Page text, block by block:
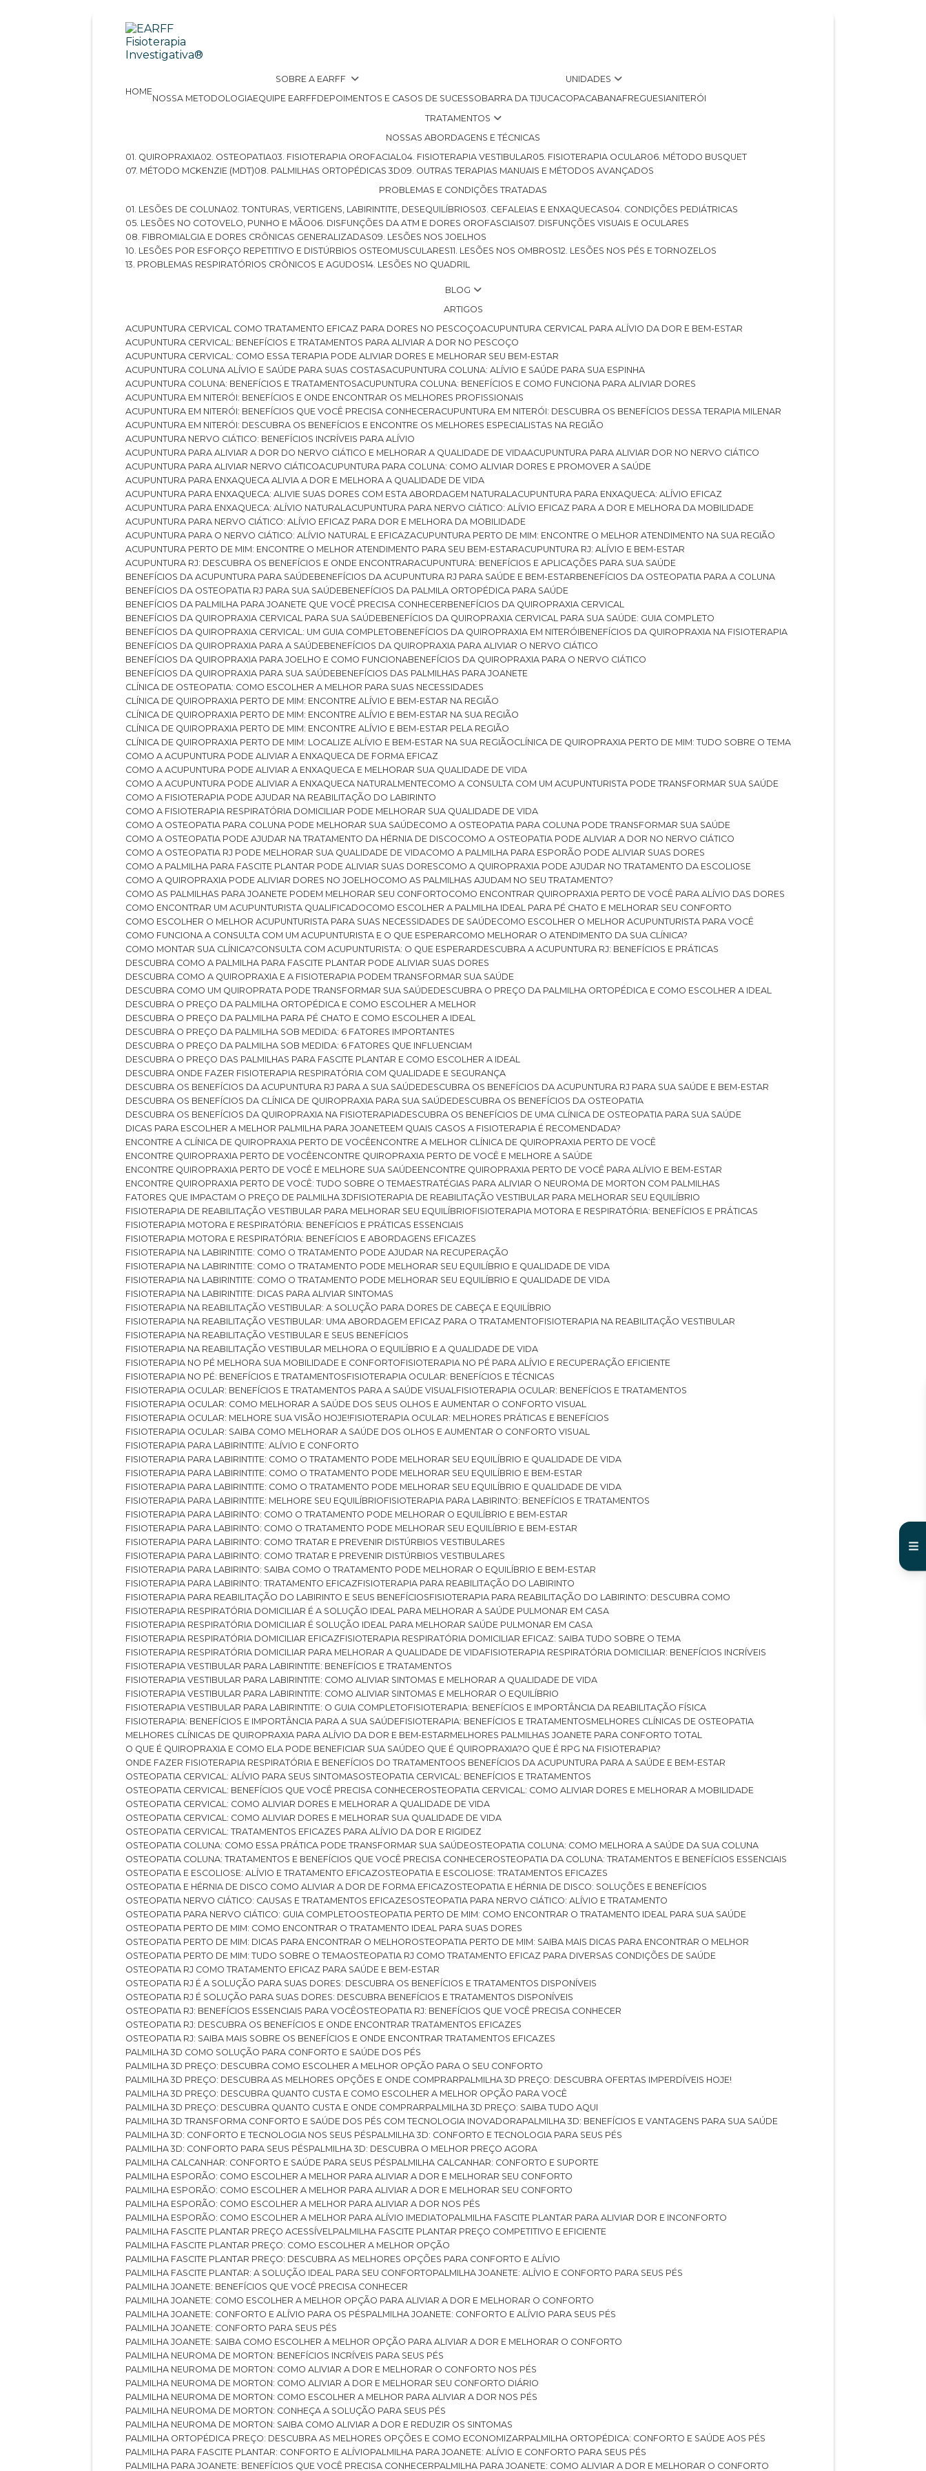
HOME
SOBRE A EARFF
NOSSA METODOLOGIA EQUIPE EARFF DEPOIMENTOS E CASOS DE SUCESSO
UNIDADES
BARRA DA TIJUCA
COPACABANA FREGUESIA
NITERÓI
TRATAMENTOS
NOSSAS ABORDAGENS E TÉCNICAS
01. QUIROPRAXIA
02. OSTEOPATIA 03. FISIOTERAPIA OROFACIAL 04. FISIOTERAPIA VESTIBULAR 05. FISIOTERAPIA OCULAR
06. MÉTODO BUSQUET
07. MÉTODO MCKENZIE (MDT)
08. PALMILHAS ORTOPÉDICAS 3D
09. OUTRAS TERAPIAS MANUAIS E MÉTODOS AVANÇADOS
PROBLEMAS E CONDIÇÕES TRATADAS
01. LESÕES DE COLUNA
02. TONTURAS, VERTIGENS, LABIRINTITE, DESEQUILÍBRIOS 03. CEFALEIAS E ENXAQUECAS
04. CONDIÇÕES PEDIÁTRICAS
05. LESÕES NO COTOVELO, PUNHO E MÃO
06. DISFUNÇÕES DA ATM E DORES OROFASCIAIS
07. DISFUNÇÕES VISUAIS E OCULARES
08. FIBROMIALGIA E DORES CRÔNICAS GENERALIZADAS
09. LESÕES NOS JOELHOS
10. LESÕES POR ESFORÇO REPETITIVO E DISTÚRBIOS OSTEOMUSCULARES 11. LESÕES NOS OMBROS 12. LESÕES NOS PÉS E TORNOZELOS
13. PROBLEMAS RESPIRATÓRIOS CRÔNICOS E AGUDOS 14. LESÕES NO QUADRIL
BLOG
ARTIGOS
ACUPUNTURA CERVICAL COMO TRATAMENTO EFICAZ PARA DORES NO PESCOÇO
ACUPUNTURA CERVICAL PARA ALÍVIO DA DOR E BEM-ESTAR
ACUPUNTURA CERVICAL: BENEFÍCIOS E TRATAMENTOS PARA ALIVIAR A DOR NO PESCOÇO
ACUPUNTURA CERVICAL: COMO ESSA TERAPIA PODE ALIVIAR DORES E MELHORAR SEU BEM-ESTAR
ACUPUNTURA COLUNA ALÍVIO E SAÚDE PARA SUAS COSTAS
ACUPUNTURA COLUNA: ALÍVIO E SAÚDE PARA SUA ESPINHA
ACUPUNTURA COLUNA: BENEFÍCIOS E TRATAMENTOS
ACUPUNTURA COLUNA: BENEFÍCIOS E COMO FUNCIONA PARA ALIVIAR DORES
ACUPUNTURA EM NITERÓI: BENEFÍCIOS E ONDE ENCONTRAR OS MELHORES PROFISSIONAIS
ACUPUNTURA EM NITERÓI: BENEFÍCIOS QUE VOCÊ PRECISA CONHECER
ACUPUNTURA EM NITERÓI: DESCUBRA OS BENEFÍCIOS DESSA TERAPIA MILENAR
ACUPUNTURA EM NITERÓI: DESCUBRA OS BENEFÍCIOS E ENCONTRE OS MELHORES ESPECIALISTAS NA REGIÃO
ACUPUNTURA NERVO CIÁTICO: BENEFÍCIOS INCRÍVEIS PARA ALÍVIO
ACUPUNTURA PARA ALIVIAR A DOR DO NERVO CIÁTICO E MELHORAR A QUALIDADE DE VIDA
ACUPUNTURA PARA ALIVIAR DOR NO NERVO CIÁTICO
ACUPUNTURA PARA ALIVIAR NERVO CIÁTICO
ACUPUNTURA PARA COLUNA: COMO ALIVIAR DORES E PROMOVER A SAÚDE
ACUPUNTURA PARA ENXAQUECA ALIVIA A DOR E MELHORA A QUALIDADE DE VIDA
ACUPUNTURA PARA ENXAQUECA: ALIVIE SUAS DORES COM ESTA ABORDAGEM NATURAL
ACUPUNTURA PARA ENXAQUECA: ALÍVIO EFICAZ
ACUPUNTURA PARA ENXAQUECA: ALÍVIO NATURAL
ACUPUNTURA PARA NERVO CIÁTICO: ALÍVIO EFICAZ PARA A DOR E MELHORA DA MOBILIDADE
ACUPUNTURA PARA NERVO CIÁTICO: ALÍVIO EFICAZ PARA DOR E MELHORA DA MOBILIDADE
ACUPUNTURA PARA O NERVO CIÁTICO: ALÍVIO NATURAL E EFICAZ
ACUPUNTURA PERTO DE MIM: ENCONTRE O MELHOR ATENDIMENTO NA SUA REGIÃO
ACUPUNTURA PERTO DE MIM: ENCONTRE O MELHOR ATENDIMENTO PARA SEU BEM-ESTAR
ACUPUNTURA RJ: ALÍVIO E BEM-ESTAR
ACUPUNTURA RJ: DESCUBRA OS BENEFÍCIOS E ONDE ENCONTRAR
ACUPUNTURA: BENEFÍCIOS E APLICAÇÕES PARA SUA SAÚDE
BENEFÍCIOS DA ACUPUNTURA PARA SAÚDE
BENEFÍCIOS DA ACUPUNTURA RJ PARA SAÚDE E BEM-ESTAR
BENEFÍCIOS DA OSTEOPATIA PARA A COLUNA
BENEFÍCIOS DA OSTEOPATIA RJ PARA SUA SAÚDE
BENEFÍCIOS DA PALMILA ORTOPÉDICA PARA SAÚDE
BENEFÍCIOS DA PALMILHA PARA JOANETE QUE VOCÊ PRECISA CONHECER
BENEFÍCIOS DA QUIROPRAXIA CERVICAL
BENEFÍCIOS DA QUIROPRAXIA CERVICAL PARA SUA SAÚDE
BENEFÍCIOS DA QUIROPRAXIA CERVICAL PARA SUA SAÚDE: GUIA COMPLETO
BENEFÍCIOS DA QUIROPRAXIA CERVICAL: UM GUIA COMPLETO
BENEFÍCIOS DA QUIROPRAXIA EM NITERÓI
BENEFÍCIOS DA QUIROPRAXIA NA FISIOTERAPIA
BENEFÍCIOS DA QUIROPRAXIA PARA A SAÚDE
BENEFÍCIOS DA QUIROPRAXIA PARA ALIVIAR O NERVO CIÁTICO
BENEFÍCIOS DA QUIROPRAXIA PARA JOELHO E COMO FUNCIONA
BENEFÍCIOS DA QUIROPRAXIA PARA O NERVO CIÁTICO
BENEFÍCIOS DA QUIROPRAXIA PARA SUA SAÚDE
BENEFÍCIOS DAS PALMILHAS PARA JOANETE
CLÍNICA DE OSTEOPATIA: COMO ESCOLHER A MELHOR PARA SUAS NECESSIDADES
CLÍNICA DE QUIROPRAXIA PERTO DE MIM: ENCONTRE ALÍVIO E BEM-ESTAR NA REGIÃO
CLÍNICA DE QUIROPRAXIA PERTO DE MIM: ENCONTRE ALÍVIO E BEM-ESTAR NA SUA REGIÃO
CLÍNICA DE QUIROPRAXIA PERTO DE MIM: ENCONTRE ALÍVIO E BEM-ESTAR PELA REGIÃO
CLÍNICA DE QUIROPRAXIA PERTO DE MIM: LOCALIZE ALÍVIO E BEM-ESTAR NA SUA REGIÃO
CLÍNICA DE QUIROPRAXIA PERTO DE MIM: TUDO SOBRE O TEMA
COMO A ACUPUNTURA PODE ALIVIAR A ENXAQUECA DE FORMA EFICAZ
COMO A ACUPUNTURA PODE ALIVIAR A ENXAQUECA E MELHORAR SUA QUALIDADE DE VIDA
COMO A ACUPUNTURA PODE ALIVIAR A ENXAQUECA NATURALMENTE
COMO A CONSULTA COM UM ACUPUNTURISTA PODE TRANSFORMAR SUA SAÚDE
COMO A FISIOTERAPIA PODE AJUDAR NA REABILITAÇÃO DO LABIRINTO
COMO A FISIOTERAPIA RESPIRATÓRIA DOMICILIAR PODE MELHORAR SUA QUALIDADE DE VIDA
COMO A OSTEOPATIA PARA COLUNA PODE MELHORAR SUA SAÚDE
COMO A OSTEOPATIA PARA COLUNA PODE TRANSFORMAR SUA SAÚDE
COMO A OSTEOPATIA PODE AJUDAR NA TRATAMENTO DA HÉRNIA DE DISCO
COMO A OSTEOPATIA PODE ALIVIAR A DOR NO NERVO CIÁTICO
COMO A OSTEOPATIA RJ PODE MELHORAR SUA QUALIDADE DE VIDA
COMO A PALMILHA PARA ESPORÃO PODE ALIVIAR SUAS DORES
COMO A PALMILHA PARA FASCITE PLANTAR PODE ALIVIAR SUAS DORES
COMO A QUIROPRAXIA PODE AJUDAR NO TRATAMENTO DA ESCOLIOSE
COMO A QUIROPRAXIA PODE ALIVIAR DORES NO JOELHO
COMO AS PALMILHAS AJUDAM NO SEU TRATAMENTO?
COMO AS PALMILHAS PARA JOANETE PODEM MELHORAR SEU CONFORTO
COMO ENCONTRAR QUIROPRAXIA PERTO DE VOCÊ PARA ALÍVIO DAS DORES
COMO ENCONTRAR UM ACUPUNTURISTA QUALIFICADO
COMO ESCOLHER A PALMILHA IDEAL PARA PÉ CHATO E MELHORAR SEU CONFORTO
COMO ESCOLHER O MELHOR ACUPUNTURISTA PARA SUAS NECESSIDADES DE SAÚDE
COMO ESCOLHER O MELHOR ACUPUNTURISTA PARA VOCÊ
COMO FUNCIONA A CONSULTA COM UM ACUPUNTURISTA E O QUE ESPERAR
COMO MELHORAR O ATENDIMENTO DA SUA CLÍNICA?
COMO MONTAR SUA CLÍNICA?
CONSULTA COM ACUPUNTURISTA: O QUE ESPERAR
DESCUBRA A ACUPUNTURA RJ: BENEFÍCIOS E PRÁTICAS
DESCUBRA COMO A PALMILHA PARA FASCITE PLANTAR PODE ALIVIAR SUAS DORES
DESCUBRA COMO A QUIROPRAXIA E A FISIOTERAPIA PODEM TRANSFORMAR SUA SAÚDE
DESCUBRA COMO UM QUIROPRATA PODE TRANSFORMAR SUA SAÚDE
DESCUBRA O PREÇO DA PALMILHA ORTOPÉDICA E COMO ESCOLHER A IDEAL
DESCUBRA O PREÇO DA PALMILHA ORTOPÉDICA E COMO ESCOLHER A MELHOR
DESCUBRA O PREÇO DA PALMILHA PARA PÉ CHATO E COMO ESCOLHER A IDEAL
DESCUBRA O PREÇO DA PALMILHA SOB MEDIDA: 6 FATORES IMPORTANTES
DESCUBRA O PREÇO DA PALMILHA SOB MEDIDA: 6 FATORES QUE INFLUENCIAM
DESCUBRA O PREÇO DAS PALMILHAS PARA FASCITE PLANTAR E COMO ESCOLHER A IDEAL
DESCUBRA ONDE FAZER FISIOTERAPIA RESPIRATÓRIA COM QUALIDADE E SEGURANÇA
DESCUBRA OS BENEFÍCIOS DA ACUPUNTURA RJ PARA A SUA SAÚDE
DESCUBRA OS BENEFÍCIOS DA ACUPUNTURA RJ PARA SUA SAÚDE E BEM-ESTAR
DESCUBRA OS BENEFÍCIOS DA CLÍNICA DE QUIROPRAXIA PARA SUA SAÚDE
DESCUBRA OS BENEFÍCIOS DA OSTEOPATIA
DESCUBRA OS BENEFÍCIOS DA QUIROPRAXIA NA FISIOTERAPIA
DESCUBRA OS BENEFÍCIOS DE UMA CLÍNICA DE OSTEOPATIA PARA SUA SAÚDE
DICAS PARA ESCOLHER A MELHOR PALMILHA PARA JOANETE EM QUAIS CASOS A FISIOTERAPIA É RECOMENDADA?
ENCONTRE A CLÍNICA DE QUIROPRAXIA PERTO DE VOCÊ ENCONTRE A MELHOR CLÍNICA DE QUIROPRAXIA PERTO DE VOCÊ
ENCONTRE QUIROPRAXIA PERTO DE VOCÊ ENCONTRE QUIROPRAXIA PERTO DE VOCÊ E MELHORE A SAÚDE
ENCONTRE QUIROPRAXIA PERTO DE VOCÊ E MELHORE SUA SAÚDE ENCONTRE QUIROPRAXIA PERTO DE VOCÊ PARA ALÍVIO E BEM-ESTAR
ENCONTRE QUIROPRAXIA PERTO DE VOCÊ: TUDO SOBRE O TEMA ESTRATÉGIAS PARA ALIVIAR O NEUROMA DE MORTON COM PALMILHAS
FATORES QUE IMPACTAM O PREÇO DE PALMILHA 3D
FISIOTERAPIA DE REABILITAÇÃO VESTIBULAR PARA MELHORAR SEU EQUILÍBRIO
FISIOTERAPIA DE REABILITAÇÃO VESTIBULAR PARA MELHORAR SEU EQUILÍBRIO
FISIOTERAPIA MOTORA E RESPIRATÓRIA: BENEFÍCIOS E PRÁTICAS
FISIOTERAPIA MOTORA E RESPIRATÓRIA: BENEFÍCIOS E PRÁTICAS ESSENCIAIS
FISIOTERAPIA MOTORA E RESPIRATÓRIA: BENEFÍCIOS E ABORDAGENS EFICAZES
FISIOTERAPIA NA LABIRINTITE: COMO O TRATAMENTO PODE AJUDAR NA RECUPERAÇÃO
FISIOTERAPIA NA LABIRINTITE: COMO O TRATAMENTO PODE MELHORAR SEU EQUILÍBRIO E QUALIDADE DE VIDA
FISIOTERAPIA NA LABIRINTITE: COMO O TRATAMENTO PODE MELHORAR SEU EQUILÍBRIO E QUALIDADE DE VIDA
FISIOTERAPIA NA LABIRINTITE: DICAS PARA ALIVIAR SINTOMAS
FISIOTERAPIA NA REABILITAÇÃO VESTIBULAR: A SOLUÇÃO PARA DORES DE CABEÇA E EQUILÍBRIO
FISIOTERAPIA NA REABILITAÇÃO VESTIBULAR: UMA ABORDAGEM EFICAZ PARA O TRATAMENTO
FISIOTERAPIA NA REABILITAÇÃO VESTIBULAR
FISIOTERAPIA NA REABILITAÇÃO VESTIBULAR E SEUS BENEFÍCIOS
FISIOTERAPIA NA REABILITAÇÃO VESTIBULAR MELHORA O EQUILÍBRIO E A QUALIDADE DE VIDA
FISIOTERAPIA NO PÉ MELHORA SUA MOBILIDADE E CONFORTO
FISIOTERAPIA NO PÉ PARA ALÍVIO E RECUPERAÇÃO EFICIENTE
FISIOTERAPIA NO PÉ: BENEFÍCIOS E TRATAMENTOS
FISIOTERAPIA OCULAR: BENEFÍCIOS E TÉCNICAS
FISIOTERAPIA OCULAR: BENEFÍCIOS E TRATAMENTOS PARA A SAÚDE VISUAL FISIOTERAPIA OCULAR: BENEFÍCIOS E TRATAMENTOS
FISIOTERAPIA OCULAR: COMO MELHORAR A SAÚDE DOS SEUS OLHOS E AUMENTAR O CONFORTO VISUAL
FISIOTERAPIA OCULAR: MELHORE SUA VISÃO HOJE! FISIOTERAPIA OCULAR: MELHORES PRÁTICAS E BENEFÍCIOS
FISIOTERAPIA OCULAR: SAIBA COMO MELHORAR A SAÚDE DOS OLHOS E AUMENTAR O CONFORTO VISUAL
FISIOTERAPIA PARA LABIRINTITE: ALÍVIO E CONFORTO
FISIOTERAPIA PARA LABIRINTITE: COMO O TRATAMENTO PODE MELHORAR SEU EQUILÍBRIO E QUALIDADE DE VIDA
FISIOTERAPIA PARA LABIRINTITE: COMO O TRATAMENTO PODE MELHORAR SEU EQUILÍBRIO E BEM-ESTAR
FISIOTERAPIA PARA LABIRINTITE: COMO O TRATAMENTO PODE MELHORAR SEU EQUILÍBRIO E QUALIDADE DE VIDA
FISIOTERAPIA PARA LABIRINTITE: MELHORE SEU EQUILÍBRIO
FISIOTERAPIA PARA LABIRINTO: BENEFÍCIOS E TRATAMENTOS
FISIOTERAPIA PARA LABIRINTO: COMO O TRATAMENTO PODE MELHORAR O EQUILÍBRIO E BEM-ESTAR
FISIOTERAPIA PARA LABIRINTO: COMO O TRATAMENTO PODE MELHORAR SEU EQUILÍBRIO E BEM-ESTAR
FISIOTERAPIA PARA LABIRINTO: COMO TRATAR E PREVENIR DISTÚRBIOS VESTIBULARES
FISIOTERAPIA PARA LABIRINTO: COMO TRATAR E PREVENIR DISTÚRBIOS VESTIBULARES
FISIOTERAPIA PARA LABIRINTO: SAIBA COMO O TRATAMENTO PODE MELHORAR O EQUILÍBRIO E BEM-ESTAR
FISIOTERAPIA PARA LABIRINTO: TRATAMENTO EFICAZ FISIOTERAPIA PARA REABILITAÇÃO DO LABIRINTO
FISIOTERAPIA PARA REABILITAÇÃO DO LABIRINTO E SEUS BENEFÍCIOS
FISIOTERAPIA PARA REABILITAÇÃO DO LABIRINTO: DESCUBRA COMO
FISIOTERAPIA RESPIRATÓRIA DOMICILIAR É A SOLUÇÃO IDEAL PARA MELHORAR A SAÚDE PULMONAR EM CASA
FISIOTERAPIA RESPIRATÓRIA DOMICILIAR É SOLUÇÃO IDEAL PARA MELHORAR SAÚDE PULMONAR EM CASA
FISIOTERAPIA RESPIRATÓRIA DOMICILIAR EFICAZ FISIOTERAPIA RESPIRATÓRIA DOMICILIAR EFICAZ: SAIBA TUDO SOBRE O TEMA
FISIOTERAPIA RESPIRATÓRIA DOMICILIAR PARA MELHORAR A QUALIDADE DE VIDA FISIOTERAPIA RESPIRATÓRIA DOMICILIAR: BENEFÍCIOS INCRÍVEIS
FISIOTERAPIA VESTIBULAR PARA LABIRINTITE: BENEFÍCIOS E TRATAMENTOS
FISIOTERAPIA VESTIBULAR PARA LABIRINTITE: COMO ALIVIAR SINTOMAS E MELHORAR A QUALIDADE DE VIDA
FISIOTERAPIA VESTIBULAR PARA LABIRINTITE: COMO ALIVIAR SINTOMAS E MELHORAR O EQUILÍBRIO
FISIOTERAPIA VESTIBULAR PARA LABIRINTITE: O GUIA COMPLETO
FISIOTERAPIA: BENEFÍCIOS E IMPORTÂNCIA DA REABILITAÇÃO FÍSICA
FISIOTERAPIA: BENEFÍCIOS E IMPORTÂNCIA PARA A SUA SAÚDE FISIOTERAPIA: BENEFÍCIOS E TRATAMENTOS
MELHORES CLÍNICAS DE OSTEOPATIA
MELHORES CLÍNICAS DE QUIROPRAXIA PARA ALÍVIO DA DOR E BEM-ESTAR
MELHORES PALMILHAS JOANETE PARA CONFORTO TOTAL
O QUE É QUIROPRAXIA E COMO ELA PODE BENEFICIAR SUA SAÚDE
O QUE É QUIROPRAXIA?
O QUE É RPG NA FISIOTERAPIA?
ONDE FAZER FISIOTERAPIA RESPIRATÓRIA E BENEFÍCIOS DO TRATAMENTO
OS BENEFÍCIOS DA ACUPUNTURA PARA A SAÚDE E BEM-ESTAR
OSTEOPATIA CERVICAL: ALÍVIO PARA SEUS SINTOMAS
OSTEOPATIA CERVICAL: BENEFÍCIOS E TRATAMENTOS
OSTEOPATIA CERVICAL: BENEFÍCIOS QUE VOCÊ PRECISA CONHECER
OSTEOPATIA CERVICAL: COMO ALIVIAR DORES E MELHORAR A MOBILIDADE
OSTEOPATIA CERVICAL: COMO ALIVIAR DORES E MELHORAR A QUALIDADE DE VIDA
OSTEOPATIA CERVICAL: COMO ALIVIAR DORES E MELHORAR SUA QUALIDADE DE VIDA
OSTEOPATIA CERVICAL: TRATAMENTOS EFICAZES PARA ALÍVIO DA DOR E RIGIDEZ
OSTEOPATIA COLUNA: COMO ESSA PRÁTICA PODE TRANSFORMAR SUA SAÚDE
OSTEOPATIA COLUNA: COMO MELHORA A SAÚDE DA SUA COLUNA
OSTEOPATIA COLUNA: TRATAMENTOS E BENEFÍCIOS QUE VOCÊ PRECISA CONHECER
OSTEOPATIA DA COLUNA: TRATAMENTOS E BENEFÍCIOS ESSENCIAIS
OSTEOPATIA E ESCOLIOSE: ALÍVIO E TRATAMENTO EFICAZ
OSTEOPATIA E ESCOLIOSE: TRATAMENTOS EFICAZES
OSTEOPATIA E HÉRNIA DE DISCO COMO ALIVIAR A DOR DE FORMA EFICAZ
OSTEOPATIA E HÉRNIA DE DISCO: SOLUÇÕES E BENEFÍCIOS
OSTEOPATIA NERVO CIÁTICO: CAUSAS E TRATAMENTOS EFICAZES
OSTEOPATIA PARA NERVO CIÁTICO: ALÍVIO E TRATAMENTO
OSTEOPATIA PARA NERVO CIÁTICO: GUIA COMPLETO
OSTEOPATIA PERTO DE MIM: COMO ENCONTRAR O TRATAMENTO IDEAL PARA SUA SAÚDE
OSTEOPATIA PERTO DE MIM: COMO ENCONTRAR O TRATAMENTO IDEAL PARA SUAS DORES
OSTEOPATIA PERTO DE MIM: DICAS PARA ENCONTRAR O MELHOR
OSTEOPATIA PERTO DE MIM: SAIBA MAIS DICAS PARA ENCONTRAR O MELHOR
OSTEOPATIA PERTO DE MIM: TUDO SOBRE O TEMA
OSTEOPATIA RJ COMO TRATAMENTO EFICAZ PARA DIVERSAS CONDIÇÕES DE SAÚDE
OSTEOPATIA RJ COMO TRATAMENTO EFICAZ PARA SAÚDE E BEM-ESTAR
OSTEOPATIA RJ É A SOLUÇÃO PARA SUAS DORES: DESCUBRA OS BENEFÍCIOS E TRATAMENTOS DISPONÍVEIS
OSTEOPATIA RJ É SOLUÇÃO PARA SUAS DORES: DESCUBRA BENEFÍCIOS E TRATAMENTOS DISPONÍVEIS
OSTEOPATIA RJ: BENEFÍCIOS ESSENCIAIS PARA VOCÊ
OSTEOPATIA RJ: BENEFÍCIOS QUE VOCÊ PRECISA CONHECER
OSTEOPATIA RJ: DESCUBRA OS BENEFÍCIOS E ONDE ENCONTRAR TRATAMENTOS EFICAZES
OSTEOPATIA RJ: SAIBA MAIS SOBRE OS BENEFÍCIOS E ONDE ENCONTRAR TRATAMENTOS EFICAZES
PALMILHA 3D COMO SOLUÇÃO PARA CONFORTO E SAÚDE DOS PÉS
PALMILHA 3D PREÇO: DESCUBRA COMO ESCOLHER A MELHOR OPÇÃO PARA O SEU CONFORTO
PALMILHA 3D PREÇO: DESCUBRA AS MELHORES OPÇÕES E ONDE COMPRAR
PALMILHA 3D PREÇO: DESCUBRA OFERTAS IMPERDÍVEIS HOJE!
PALMILHA 3D PREÇO: DESCUBRA QUANTO CUSTA E COMO ESCOLHER A MELHOR OPÇÃO PARA VOCÊ
PALMILHA 3D PREÇO: DESCUBRA QUANTO CUSTA E ONDE COMPRAR
PALMILHA 3D PREÇO: SAIBA TUDO AQUI
PALMILHA 3D TRANSFORMA CONFORTO E SAÚDE DOS PÉS COM TECNOLOGIA INOVADORA PALMILHA 3D: BENEFÍCIOS E VANTAGENS PARA SUA SAÚDE
PALMILHA 3D: CONFORTO E TECNOLOGIA NOS SEUS PÉS
PALMILHA 3D: CONFORTO E TECNOLOGIA PARA SEUS PÉS
PALMILHA 3D: CONFORTO PARA SEUS PÉS
PALMILHA 3D: DESCUBRA O MELHOR PREÇO AGORA
PALMILHA CALCANHAR: CONFORTO E SAÚDE PARA SEUS PÉS
PALMILHA CALCANHAR: CONFORTO E SUPORTE
PALMILHA ESPORÃO: COMO ESCOLHER A MELHOR PARA ALIVIAR A DOR E MELHORAR SEU CONFORTO
PALMILHA ESPORÃO: COMO ESCOLHER A MELHOR PARA ALIVIAR A DOR E MELHORAR SEU CONFORTO
PALMILHA ESPORÃO: COMO ESCOLHER A MELHOR PARA ALIVIAR A DOR NOS PÉS
PALMILHA ESPORÃO: COMO ESCOLHER A MELHOR PARA ALÍVIO IMEDIATO
PALMILHA FASCITE PLANTAR PARA ALIVIAR DOR E INCONFORTO
PALMILHA FASCITE PLANTAR PREÇO ACESSÍVEL PALMILHA FASCITE PLANTAR PREÇO COMPETITIVO E EFICIENTE
PALMILHA FASCITE PLANTAR PREÇO: COMO ESCOLHER A MELHOR OPÇÃO
PALMILHA FASCITE PLANTAR PREÇO: DESCUBRA AS MELHORES OPÇÕES PARA CONFORTO E ALÍVIO
PALMILHA FASCITE PLANTAR: A SOLUÇÃO IDEAL PARA SEU CONFORTO
PALMILHA JOANETE: ALÍVIO E CONFORTO PARA SEUS PÉS
PALMILHA JOANETE: BENEFÍCIOS QUE VOCÊ PRECISA CONHECER
PALMILHA JOANETE: COMO ESCOLHER A MELHOR OPÇÃO PARA ALIVIAR A DOR E MELHORAR O CONFORTO
PALMILHA JOANETE: CONFORTO E ALÍVIO PARA OS PÉS
PALMILHA JOANETE: CONFORTO E ALÍVIO PARA SEUS PÉS
PALMILHA JOANETE: CONFORTO PARA SEUS PÉS
PALMILHA JOANETE: SAIBA COMO ESCOLHER A MELHOR OPÇÃO PARA ALIVIAR A DOR E MELHORAR O CONFORTO
PALMILHA NEUROMA DE MORTON: BENEFÍCIOS INCRÍVEIS PARA SEUS PÉS
PALMILHA NEUROMA DE MORTON: COMO ALIVIAR A DOR E MELHORAR O CONFORTO NOS PÉS
PALMILHA NEUROMA DE MORTON: COMO ALIVIAR A DOR E MELHORAR SEU CONFORTO DIÁRIO
PALMILHA NEUROMA DE MORTON: COMO ESCOLHER A MELHOR PARA ALIVIAR A DOR NOS PÉS
PALMILHA NEUROMA DE MORTON: CONHEÇA A SOLUÇÃO PARA SEUS PÉS
PALMILHA NEUROMA DE MORTON: SAIBA COMO ALIVIAR A DOR E REDUZIR OS SINTOMAS
PALMILHA ORTOPÉDICA PREÇO: DESCUBRA AS MELHORES OPÇÕES E COMO ECONOMIZAR
PALMILHA ORTOPÉDICA: CONFORTO E SAÚDE AOS PÉS
PALMILHA PARA FASCITE PLANTAR: CONFORTO E ALÍVIO
PALMILHA PARA JOANETE: ALÍVIO E CONFORTO PARA SEUS PÉS
PALMILHA PARA JOANETE: BENEFÍCIOS QUE VOCÊ PRECISA CONHECER
PALMILHA PARA JOANETE: COMO ALIVIAR A DOR E MELHORAR O CONFORTO